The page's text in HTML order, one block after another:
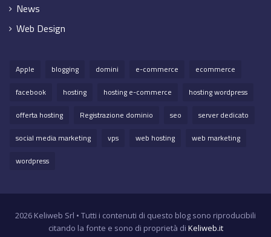
News
Web Design
Apple blogging domini e-commerce
ecommerce
facebook
hosting hosting e-commerce
hosting wordpress
offerta hosting
Registrazione dominio seo
server dedicato
social media marketing
vps web hosting
web marketing
wordpress
2026 Keliweb Srl • Tutti i contenuti di questo blog sono riproducibili
citando la fonte e sono di proprietà di Keliweb.it